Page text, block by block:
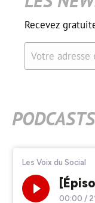
Recevez
Votre adresse
PODCASTS